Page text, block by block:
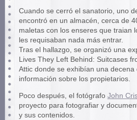
Cuando se cerró el sanatorio, uno
encontró en un almacén, cerca de
maletas con los enseres que traian
les requisaban nada más entrar.
Tras el hallazgo, se organizó una
Lives They Left Behind: Suitcases
Attic donde se exhibían una decena
información sobre los propietarios.
Poco después, el fotógrafo John
proyecto para fotografiar y
y sus contenidos.